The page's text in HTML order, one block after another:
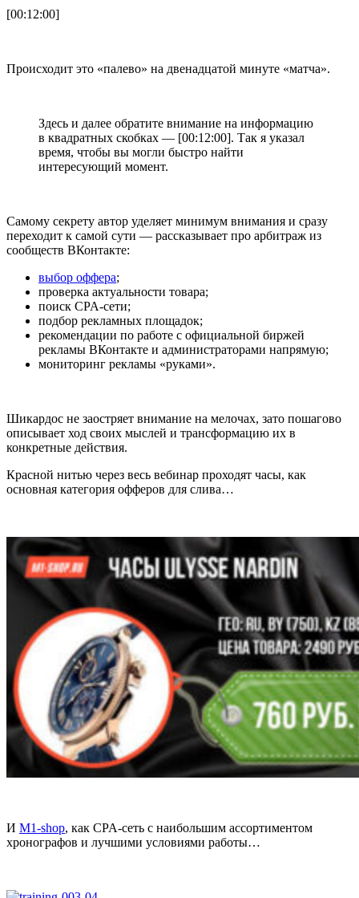
[00:12:00]
Происходит это «палево» на двенадцатой минуте «матча».
Здесь и далее обратите внимание на информацию
в квадратных скобках — [00:12:00]. Так я указал
время, чтобы вы могли быстро найти
интересующий момент.
Самому секрету автор уделяет минимум внимания и сразу
переходит к самой сути — рассказывает про арбитраж из
сообществ ВКонтакте:
выбор оффера;
проверка актуальности товара;
поиск CPA-сети;
подбор рекламных площадок;
рекомендации по работе с официальной биржей
рекламы ВКонтакте и администраторами напрямую;
мониторинг рекламы «руками».
Шикардос не заостряет внимание на мелочах, зато пошагово
описывает ход своих мыслей и трансформацию их в
конкретные действия.
Красной нитью через весь вебинар проходят часы, как
основная категория офферов для слива…
И M1-shop, как CPA-сеть с наибольшим ассортиментом
хронографов и лучшими условиями работы…